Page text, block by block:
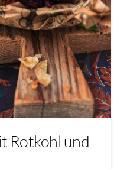
Rotkohl und